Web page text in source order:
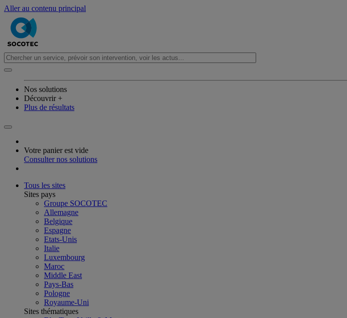
Aller au contenu principal
Nos solutions
Découvrir +
Plus de résultats
Votre panier est vide
Consulter nos solutions
Tous les sites
Sites pays
Groupe SOCOTEC
Allemagne
Belgique
Espagne
Etats-Unis
Italie
Luxembourg
Maroc
Middle East
Pays-Bas
Pologne
Royaume-Uni
Sites thématiques